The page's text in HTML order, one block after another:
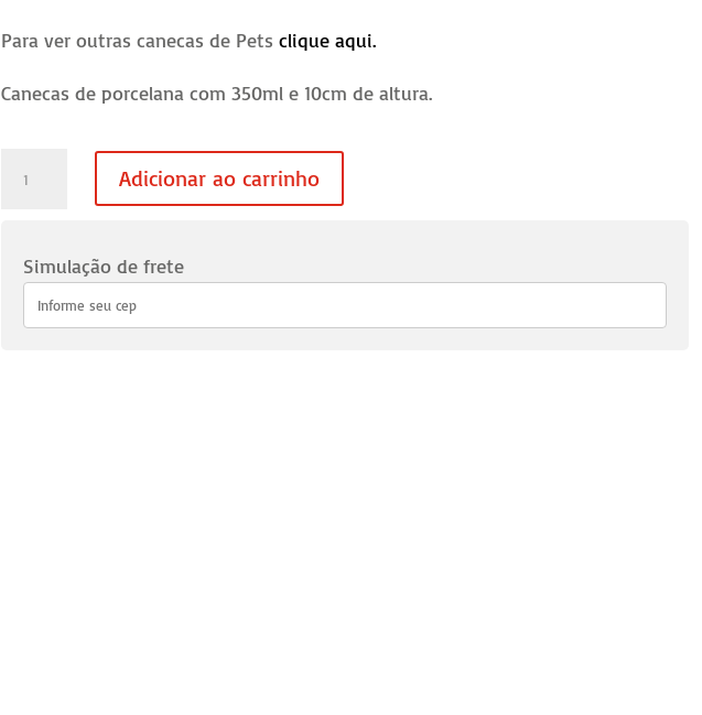
Para ver outras canecas de Petsclique aqui.
Canecas de porcelana com 350ml e 10cm de altura.
quantidade
Adicionar ao carrinho
Simulação de frete